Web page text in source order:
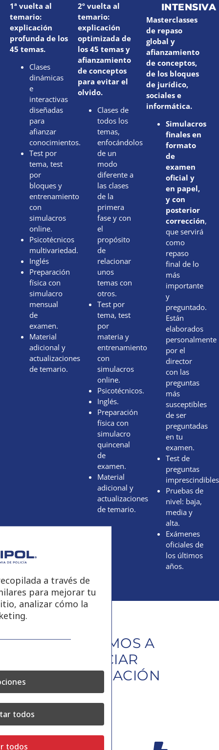
1ª vuelta al
temario:
explicación
profunda de los
45 temas.
Clases
dinámicas
e
interactivas
diseñadas
para
afianzar
conocimientos.
Test por
tema, test
por
bloques y
entrenamiento
con
simulacros
online.
Psicotécnicos
multivariedad.
Inglés
Preparación
física con
simulacro
mensual
de
examen.
Material
adicional y
actualizaciones
de temario.
2º vuelta al
temario:
explicación
optimizada de
los 45 temas y
afianzamiento
de conceptos
para evitar el
olvido.
Clases de
todos los
temas,
enfocándolos
de un
modo
diferente a
las clases
de la
primera
fase y con
el
propósito
de
relacionar
unos
temas con
otros.
Test por
tema, test
por
materia y
entrenamiento
con
simulacros
online.
Psicotécnicos.
Inglés.
Preparación
física con
simulacro
quincenal
de
examen.
Material
adicional y
actualizaciones
de temario.
INTENSIVA
Masterclasses
de repaso
global y
afianzamiento
de conceptos,
de los bloques
de jurídico,
sociales e
informática.
Simulacros
finales en
formato
de
examen
oficial y
en papel,
y con
posterior
corrección,
que servirá
como
repaso
final de lo
más
importante
y
preguntado.
Están
elaborados
personalmente
por el
director
con las
preguntas
más
susceptibles
de ser
preguntadas
en tu
examen.
Test de
preguntas
Pruebas de
nivel: baja,
media y
alta.
Exámenes
oficiales de
los últimos
años.
CÓMO VAMOS A
POTENCIAR
TU PREPARACIÓN
a través de
para mejorar tu
analizar cómo la
todos
todos